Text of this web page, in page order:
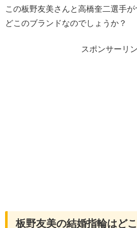
この板野友美さんと高橋奎二選手
どこのブランドなのでしょうか？
スポンサーリ
板野友美の結婚指輪はど